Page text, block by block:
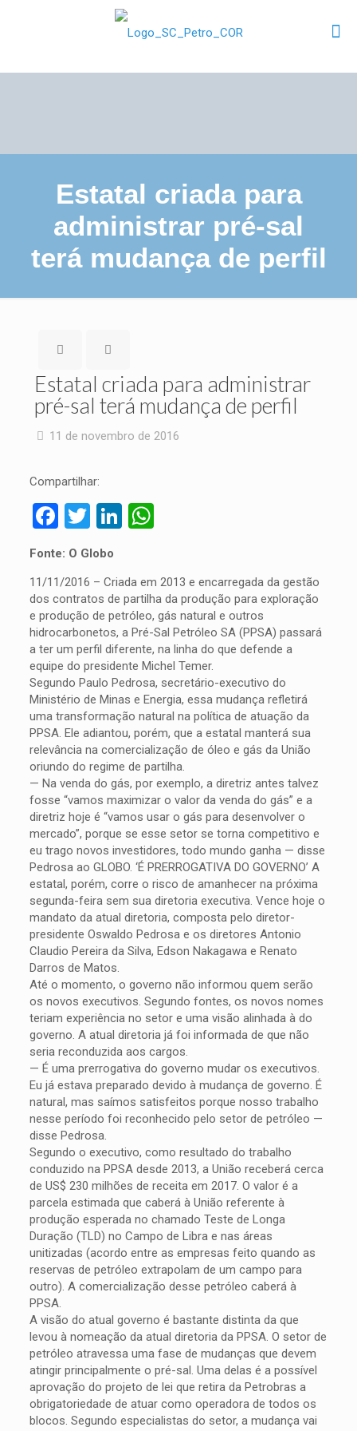
Estatal criada para
administrar pré-sal
terá mudança de perfil
Estatal criada para administrar
pré-sal terá mudança de perfil
11 de novembro de 2016
Compartilhar:
Facebook
TwitterLinkedIn
WhatsApp
Fonte: O Globo
11/11/2016 – Criada em 2013 e encarregada da gestão
dos contratos de partilha da produção para exploração
e produção de petróleo, gás natural e outros
hidrocarbonetos, a Pré-Sal Petróleo SA (PPSA) passará
a ter um perfil diferente, na linha do que defende a
equipe do presidente Michel Temer.
Segundo Paulo Pedrosa, secretário-executivo do
Ministério de Minas e Energia, essa mudança refletirá
uma transformação natural na política de atuação da
PPSA. Ele adiantou, porém, que a estatal manterá sua
relevância na comercialização de óleo e gás da União
oriundo do regime de partilha.
— Na venda do gás, por exemplo, a diretriz antes talvez
fosse “vamos maximizar o valor da venda do gás” e a
diretriz hoje é “vamos usar o gás para desenvolver o
mercado”, porque se esse setor se torna competitivo e
eu trago novos investidores, todo mundo ganha — disse
Pedrosa ao GLOBO. ‘É PRERROGATIVA DO GOVERNO’ A
estatal, porém, corre o risco de amanhecer na próxima
segunda-feira sem sua diretoria executiva. Vence hoje o
mandato da atual diretoria, composta pelo diretor-
presidente Oswaldo Pedrosa e os diretores Antonio
Claudio Pereira da Silva, Edson Nakagawa e Renato
Darros de Matos.
Até o momento, o governo não informou quem serão
os novos executivos. Segundo fontes, os novos nomes
teriam experiência no setor e uma visão alinhada à do
governo. A atual diretoria já foi informada de que não
seria reconduzida aos cargos.
— É uma prerrogativa do governo mudar os executivos.
Eu já estava preparado devido à mudança de governo. É
natural, mas saímos satisfeitos porque nosso trabalho
nesse período foi reconhecido pelo setor de petróleo —
disse Pedrosa.
Segundo o executivo, como resultado do trabalho
conduzido na PPSA desde 2013, a União receberá cerca
de US$ 230 milhões de receita em 2017. O valor é a
parcela estimada que caberá à União referente à
produção esperada no chamado Teste de Longa
Duração (TLD) no Campo de Libra e nas áreas
unitizadas (acordo entre as empresas feito quando as
reservas de petróleo extrapolam de um campo para
outro). A comercialização desse petróleo caberá à
PPSA.
A visão do atual governo é bastante distinta da que
levou à nomeação da atual diretoria da PPSA. O setor de
petróleo atravessa uma fase de mudanças que devem
atingir principalmente o pré-sal. Uma delas é a possível
aprovação do projeto de lei que retira da Petrobras a
obrigatoriedade de atuar como operadora de todos os
blocos. Segundo especialistas do setor, a mudança vai